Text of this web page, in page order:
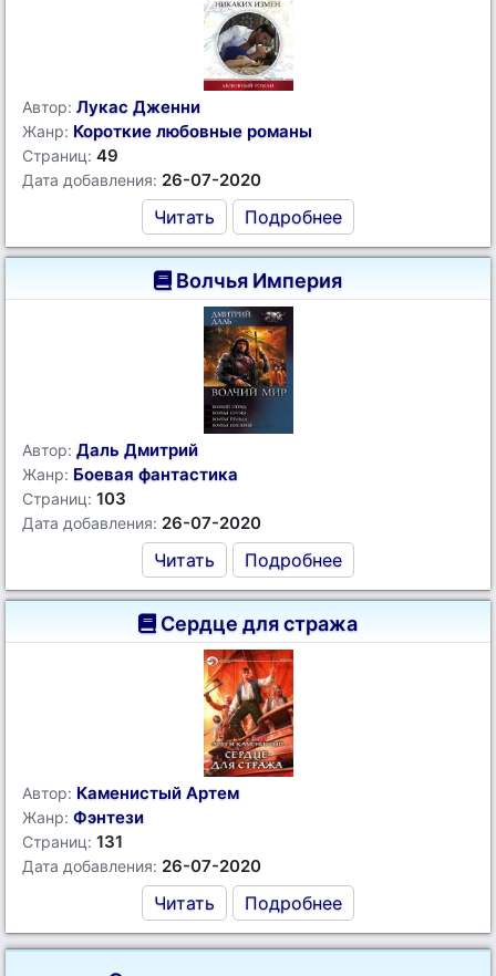
Автор: Лукас Дженни
Жанр: Короткие любовные романы
Страниц: 49
Дата добавления: 26-07-2020
Читать Подробнее
Волчья Империя
Автор: Даль Дмитрий
Жанр: Боевая фантастика
Страниц: 103
Дата добавления: 26-07-2020
Читать Подробнее
Сердце для стража
Автор: Каменистый Артем
Жанр: Фэнтези
Страниц: 131
Дата добавления: 26-07-2020
Читать Подробнее